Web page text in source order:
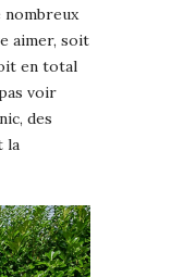
aimer, soit
en total
voir
des
la